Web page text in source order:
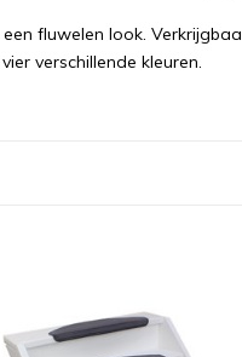
fluwelen look.
verschillende kleuren.